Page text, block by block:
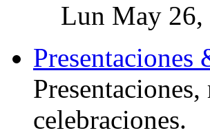
Lun May 26,
celebraciones.